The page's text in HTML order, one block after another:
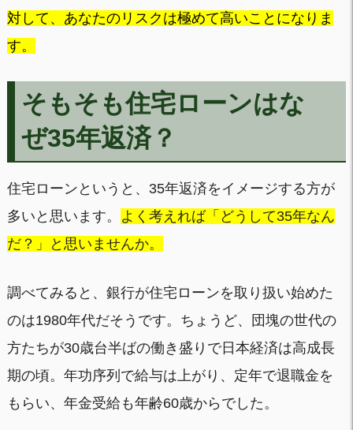
対して、あなたのリスクは極めて高いことになりま
す。
そもそも住宅ローンはな
ぜ35年返済？
住宅ローンというと、35年返済をイメージする方が
多いと思います。
よく考えれば「どうして35年なん
だ？」と思いませんか。
調べてみると、銀行が住宅ローンを取り扱い始めた
のは1980年代だそうです。ちょうど、団塊の世代の
方たちが30歳台半ばの働き盛りで日本経済は高成長
期の頃。年功序列で給与は上がり、定年で退職金を
もらい、年金受給も年齢60歳からでした。